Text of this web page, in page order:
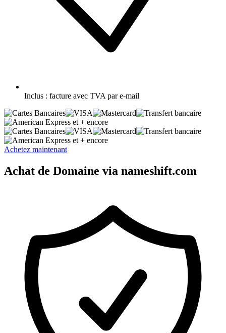
Inclus : facture avec TVA par e-mail
et + encore
et + encore
Achetez maintenant
Achat de Domaine via nameshift.com